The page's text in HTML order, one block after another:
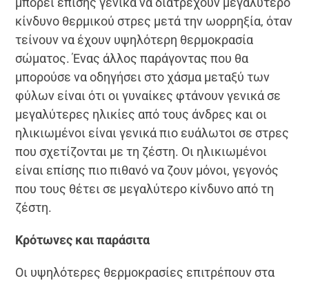
κίνδυνο θερμικού στρες μετά την ωορρηξία, όταν
τείνουν να έχουν υψηλότερη θερμοκρασία
σώματος. Ένας άλλος παράγοντας που θα
μπορούσε να οδηγήσει στο χάσμα μεταξύ των
φύλων είναι ότι οι γυναίκες φτάνουν γενικά σε
μεγαλύτερες ηλικίες από τους άνδρες και οι
ηλικιωμένοι είναι γενικά πιο ευάλωτοι σε στρες
που σχετίζονται με τη ζέστη. Οι ηλικιωμένοι
είναι επίσης πιο πιθανό να ζουν μόνοι, γεγονός
που τους θέτει σε μεγαλύτερο κίνδυνο από τη
ζέστη.
Κρότωνες και παράσιτα
Οι υψηλότερες θερμοκρασίες επιτρέπουν στα